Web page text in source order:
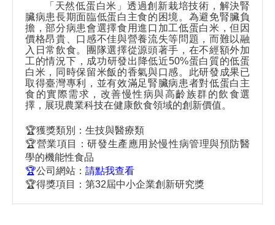
「天然低蛋白米」透過創新栽培技術，解決腎
臟病患長期面臨低蛋白主食的困境。為避免腎臟負
擔，部分病患會選擇食用進口加工低蛋白米，但因
價格昂貴、口感不佳與營養流失等問題，而難以融
入日常飲食。團隊選擇從源頭著手，在不經額外加
工的情況下，成功研發出降低近50%蛋白質的低蛋
白米，同時保留米飯的香氣與口感。此研發成果已
取得臺灣專利，並有效滿足腎臟病患者對低蛋白主
食的實際需求，改善慢性病與高齡族群的飲食選
擇，展現農業科技在健康飲食領域的創新價值。
🏆獲獎類別：生技與醫療類
🏆營業項目：研發生產應用於慢性病管理與預防醫
學的機能性食品
🏆公司網站： 請點我查看
🏆得獎項目： 第32屆中小企業創新研究獎